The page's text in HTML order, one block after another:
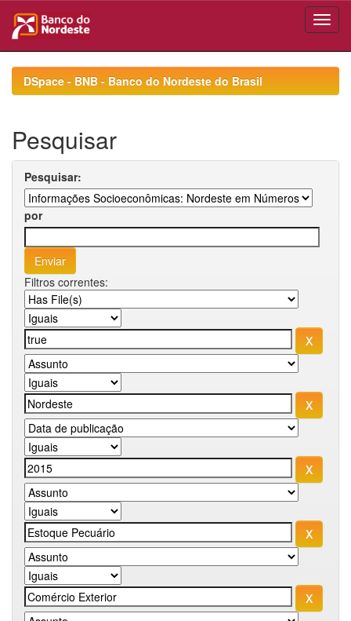
navigationDSpace - BNB - Banco do Nordeste do Brasil
Pesquisar
Pesquisar:
por
Filtros correntes: